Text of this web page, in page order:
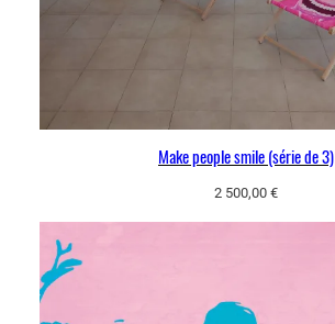
Make people smile (série de 3)
2 500,00 €